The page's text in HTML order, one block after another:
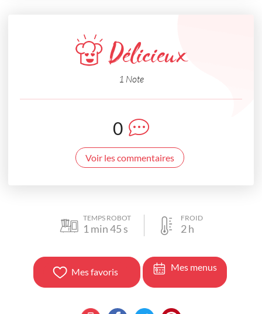
Délicieux
1 Note
0
Voir les commentaires
TEMPS ROBOT
1 min45 s
FROID
2h
Mes favoris Mes menus